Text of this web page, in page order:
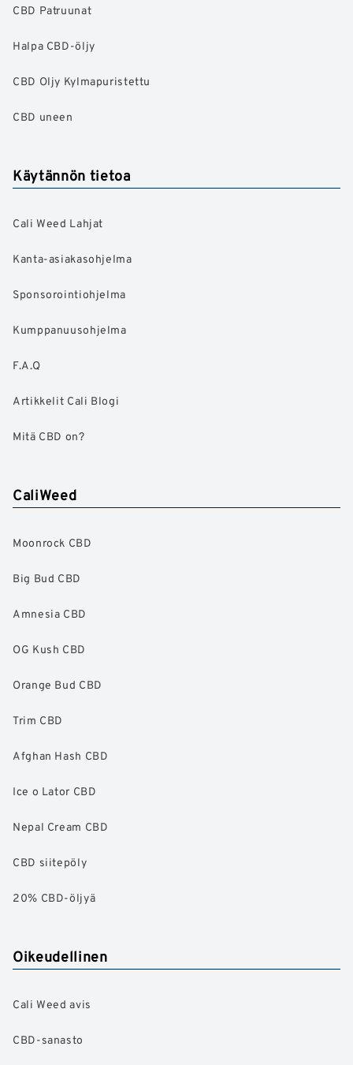
CBD Patruunat
Halpa CBD-öljy
CBD Oljy Kylmapuristettu
CBD uneen
Käytännön tietoa
Cali Weed Lahjat
Kanta-asiakasohjelma
Sponsorointiohjelma
Kumppanuusohjelma
F.A.Q
Artikkelit Cali Blogi
Mitä CBD on?
CaliWeed
Moonrock CBD
Big Bud CBD
Amnesia CBD
OG Kush CBD
Orange Bud CBD
Trim CBD
Afghan Hash CBD
Ice o Lator CBD
Nepal Cream CBD
CBD siitepöly
20% CBD-öljyä
Oikeudellinen
Cali Weed avis
CBD-sanasto